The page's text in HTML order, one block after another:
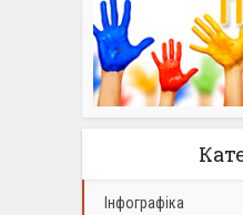
Інфографіка